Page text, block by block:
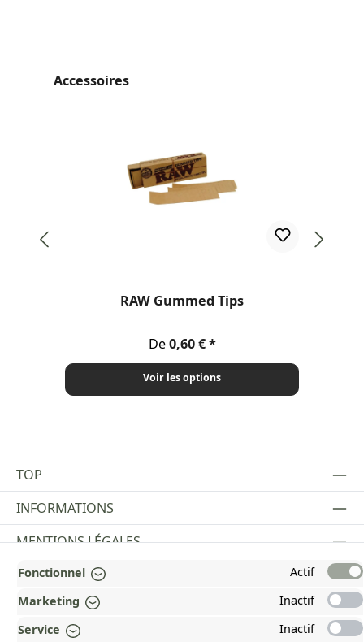
Ignorer la galerie de produits
Accessoires
RAW Gummed Tips
Prix régulier :
De0,60 €
Voir les options
TOP
INFORMATIONS
MENTIONS LÉGALES
PAYMENT AND SHIPPING METHODS
RÉCOMPENSÉ ET CERTIFIÉ !
Fonctionnel
Actif
Marketing
Inactif
Service
Inactif